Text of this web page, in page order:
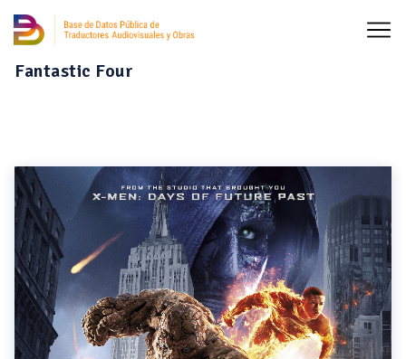
Fantastic Four